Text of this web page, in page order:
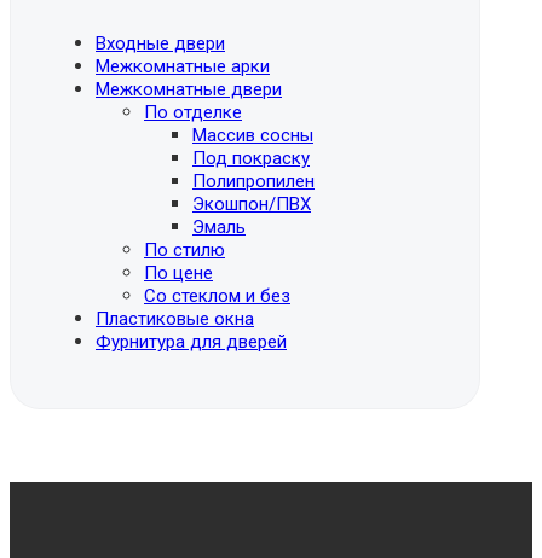
Входные двери
Межкомнатные арки
Межкомнатные двери
По отделке
Массив сосны
Под покраску
Полипропилен
Экошпон/ПВХ
Эмаль
По стилю
По цене
Со стеклом и без
Пластиковые окна
Фурнитура для дверей